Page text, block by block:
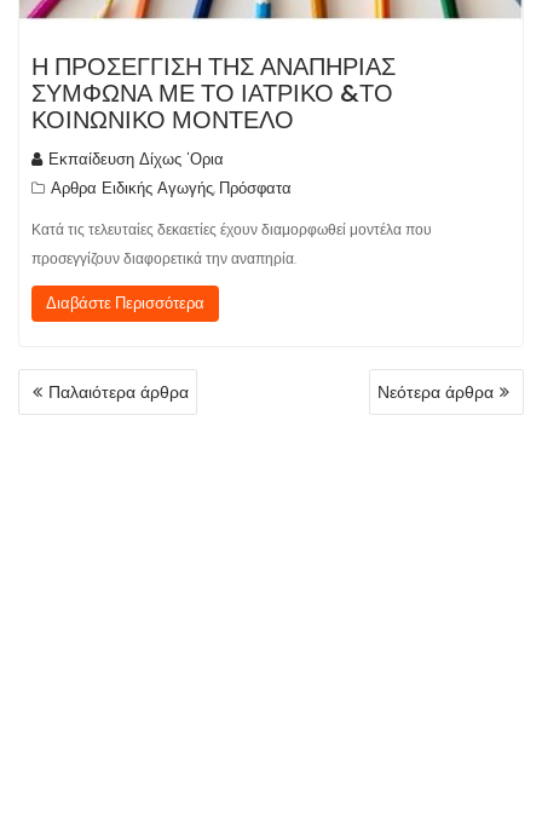
Η ΠΡΟΣΕΓΓΙΣΗ ΤΗΣ ΑΝΑΠΗΡΙΑΣ
ΣΥΜΦΩΝΑ ΜΕ ΤΟ ΙΑΤΡΙΚΟ &ΤΟ
ΚΟΙΝΩΝΙΚΟ ΜΟΝΤΕΛΟ
Εκπαίδευση Δίχως 'Ορια
Αρθρα Ειδικής Αγωγής, Πρόσφατα
Κατά τις τελευταίες δεκαετίες έχουν διαμορφωθεί μοντέλα που
προσεγγίζουν διαφορετικά την αναπηρία.
Διαβάστε Περισσότερα
ΠΛΟΉΓΗΣΗ
ΆΡΘΡΩΝ
Παλαιότερα άρθρα Νεότερα άρθρα